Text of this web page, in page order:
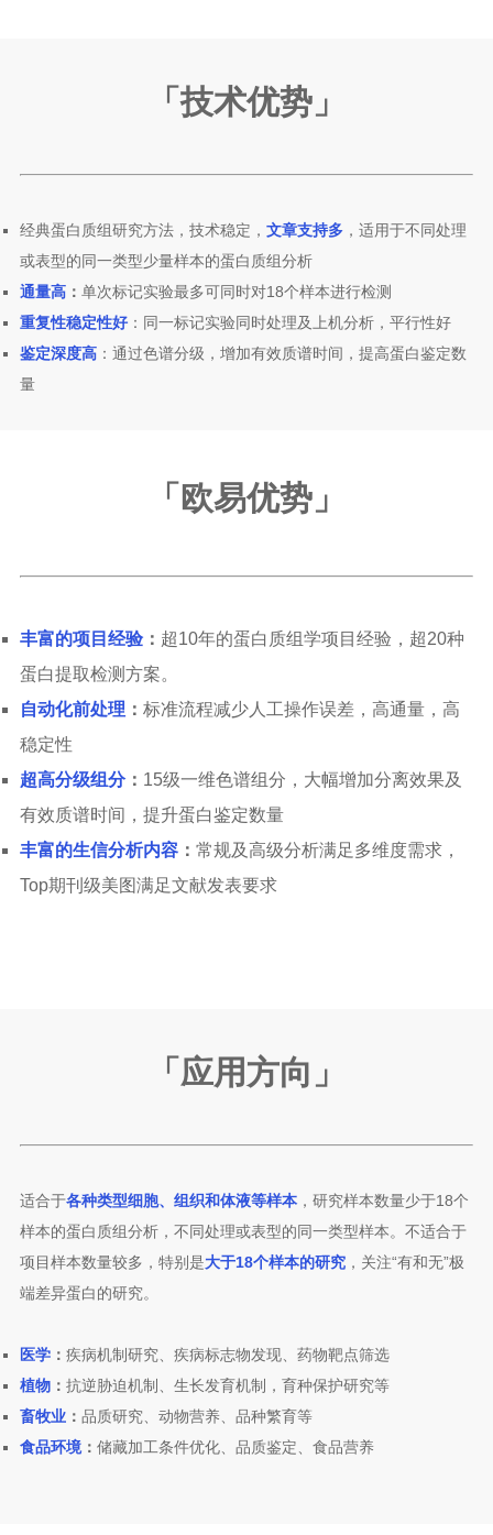
「技术优势 」
经典蛋白质组研究方法，技术稳定， 文章支持多，适用于不同处理
或表型的同一类型少量样本的蛋白质组分析
通量高： 单次标记实验最多可同时对18个样本进行检测
重复性稳定性好：同一标记实验同时处理及上机分析，平行性好
鉴定深度高：通过色谱分级，增加有效质谱时间，提高蛋白鉴定数
量
「欧易优势 」
丰富的项目经验： 超10年的蛋白质组学项目经验，超20种
蛋白提取检测方案。
自动化前处理 ： 标准流程减少人工操作误差，高通量，高
稳定性
超高分级组分： 15级一维色谱组分，大幅增加分离效果及
有效质谱时间，提升蛋白鉴定数量
丰富的生信分析内容： 常规及高级分析满足多维度需求，
Top期刊级美图满足文献发表要求
「应用方向」
适合于各种类型细胞、组织和体液等样本，研究样本数量少于18个
样本的蛋白质组分析，不同处理或表型的同一类型样本。不适合于
项目样本数量较多，特别是大于18个样本的研究，关注“有和无”极
端差异蛋白的研究。
医学： 疾病机制研究、疾病标志物发现、药物靶点筛选
植物： 抗逆胁迫机制、生长发育机制，育种保护研究等
畜牧业： 品质研究、动物营养、品种繁育等
食品环境： 储藏加工条件优化、品质鉴定、食品营养